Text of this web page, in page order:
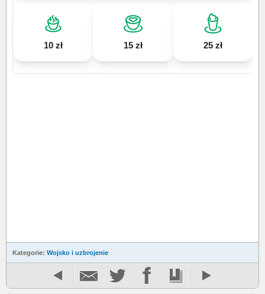
10 zł 15 zł 25 zł
Kategorie: Wojsko i uzbrojenie